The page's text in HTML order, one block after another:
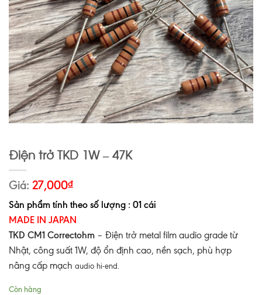
Điện trở TKD 1W – 47K
Giá: 27,000₫
Sản phẩm tính theo số lượng : 01 cái
MADE IN JAPAN
TKD CM1 Correctohm – Điện trở metal film audio grade từ
Nhật, công suất 1W, độ ổn định cao, nền sạch, phù hợp
nâng cấp mạch audio hi-end.
Còn hàng